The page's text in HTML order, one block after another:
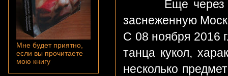
Еще через
заснеженную
С 08 ноября 2016
танца кукол,
несколько
Мне будет приятно,
если вы прочитаете
мою книгу